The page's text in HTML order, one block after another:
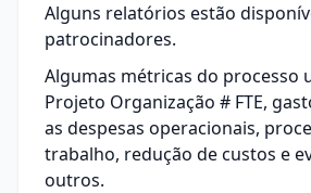
Alguns relatórios estão
patrocinadores.
Algumas métricas do processo
Projeto Organização # FTE,
as despesas operacionais,
trabalho, redução de custos e
outros.